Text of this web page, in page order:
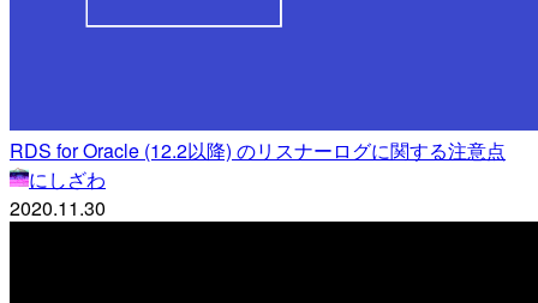
RDS for Oracle (12.2以降) のリスナーログに関する注意点
にしざわ
2020.11.30